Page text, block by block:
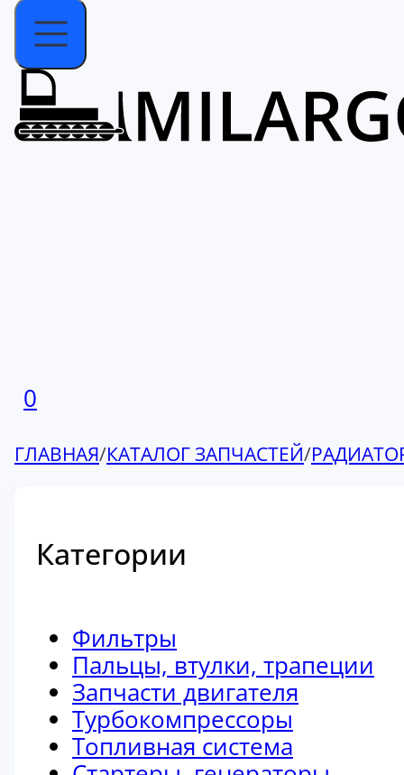
0
ГЛАВНАЯ/КАТАЛОГ ЗАПЧАСТЕЙ/
Категории
Фильтры
Пальцы, втулки, трапеции
Запчасти двигателя
Турбокомпрессоры
Топливная система